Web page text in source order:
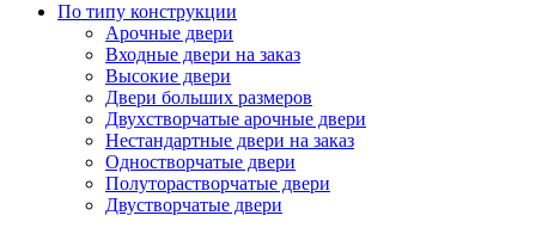
По типу конструкции
Арочные двери
Входные двери на заказ
Высокие двери
Двери больших размеров
Двухстворчатые арочные двери
Нестандартные двери на заказ
Одностворчатые двери
Полуторастворчатые двери
Двустворчатые двери